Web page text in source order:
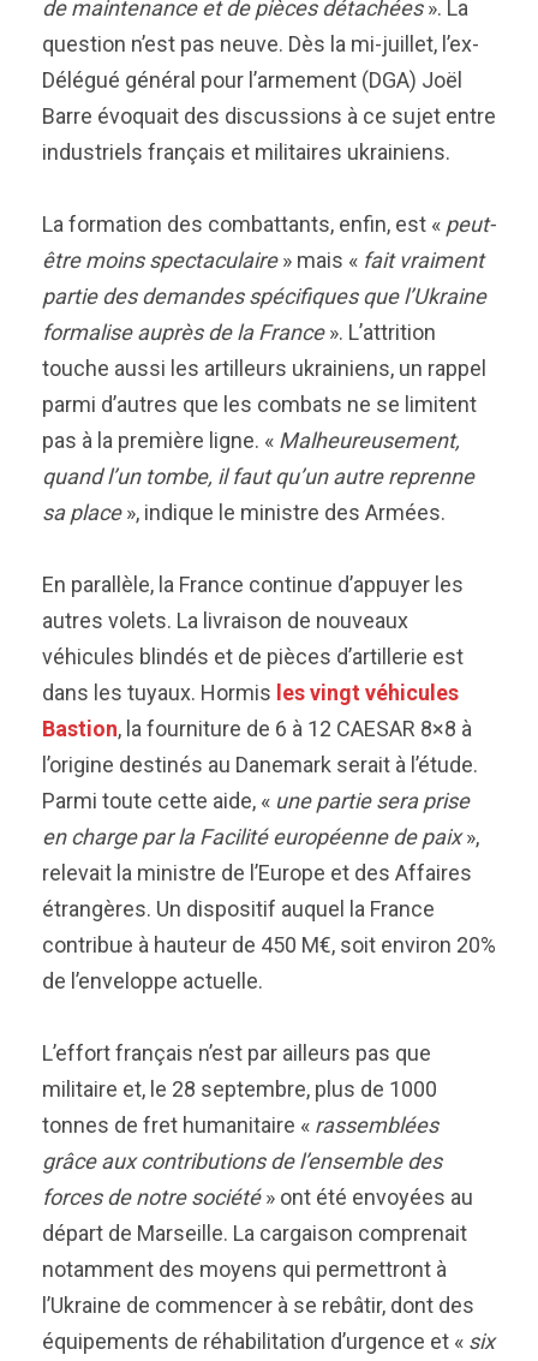
de maintenance et de pièces détachées». La
question n’est pas neuve. Dès la mi-juillet, l’ex-
Délégué général pour l’armement (DGA) Joël
Barre évoquait des discussions à ce sujet entre
industriels français et militaires ukrainiens.
La formation des combattants, enfin, est « peut-
être moins spectaculaire» mais « fait vraiment
partie des demandes spécifiques que l’Ukraine
formalise auprès de la France». L’attrition
touche aussi les artilleurs ukrainiens, un rappel
parmi d’autres que les combats ne se limitent
pas à la première ligne. « Malheureusement,
quand l’un tombe, il faut qu’un autre reprenne
sa place», indique le ministre des Armées.
En parallèle, la France continue d’appuyer les
autres volets. La livraison de nouveaux
véhicules blindés et de pièces d’artillerie est
dans les tuyaux. Hormis les vingt véhicules
Bastion, la fourniture de 6 à 12 CAESAR 8×8 à
l’origine destinés au Danemark serait à l’étude.
Parmi toute cette aide, « une partie sera prise
en charge par la Facilité européenne de paix»,
relevait la ministre de l’Europe et des Affaires
étrangères. Un dispositif auquel la France
contribue à hauteur de 450 M€, soit environ 20%
de l’enveloppe actuelle.
L’effort français n’est par ailleurs pas que
militaire et, le 28 septembre, plus de 1000
tonnes de fret humanitaire « rassemblées
grâce aux contributions de l’ensemble des
forces de notre société» ont été envoyées au
départ de Marseille. La cargaison comprenait
notamment des moyens qui permettront à
l’Ukraine de commencer à se rebâtir, dont des
équipements de réhabilitation d’urgence et « six